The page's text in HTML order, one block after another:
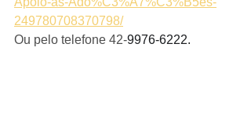
249780708370798/
Ou pelo telefone 42-9976-6222.